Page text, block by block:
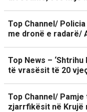
Top Channel/
me dronë e radarë/
Top News –
të vrasësit të 20
Top Channel/
zjarrfikësit në Krujë